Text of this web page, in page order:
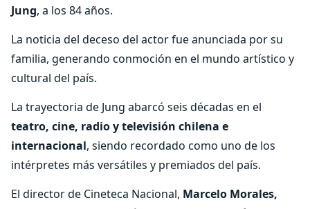
Jung, a los 84 años.
La noticia del deceso del actor fue anunciada por su
familia, generando conmoción en el mundo artístico y
cultural del país.
La trayectoria de Jung abarcó seis décadas en el
teatro, cine, radio y televisión chilena e
internacional, siendo recordado como uno de los
intérpretes más versátiles y premiados del país.
El director de Cineteca Nacional, Marcelo Morales,